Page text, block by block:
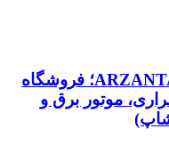
افتتاح رسمی ARZANTARIN.SHOP؛ فروشگاه
موتور برق و
شاپ)